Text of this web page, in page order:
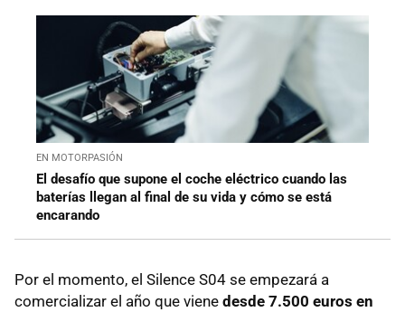
EN MOTORPASIÓN
El desafío que supone el coche eléctrico cuando las
baterías llegan al final de su vida y cómo se está
encarando
Por el momento, el Silence S04 se empezará a
comercializar el año que viene desde 7.500 euros en